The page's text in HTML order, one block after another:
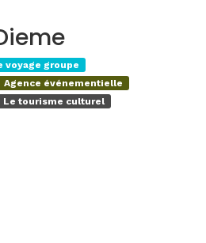
voyage groupe
Agence événementielle
Le tourisme culturel